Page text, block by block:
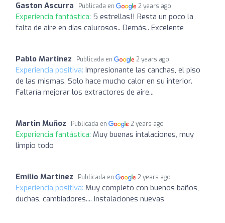
Gaston Ascurra Publicada en 2 years ago
Experiencia fantástica: 5 estrellas!! Resta un poco la
falta de aire en días calurosos.. Demás.. Excelente
Pablo Martinez Publicada en 2 years ago
Experiencia positiva: Impresionante las canchas, el piso
de las mismas. Solo hace mucho calor en su interior.
Faltaría mejorar los extractores de aire...
Martin Muñoz Publicada en 2 years ago
Experiencia fantástica: Muy buenas intalaciones, muy
limpio todo
Emilio Martinez Publicada en 2 years ago
Experiencia positiva: Muy completo con buenos baños,
duchas, cambiadores.... instalaciones nuevas